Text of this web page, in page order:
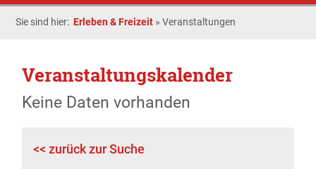
Sie sind hier: Erleben & Freizeit »Veranstaltungen
Veranstaltungskalender
Keine Daten vorhanden
<< zurück zur Suche